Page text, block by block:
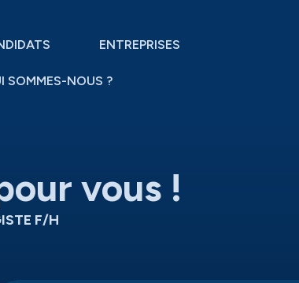
ENTREPRISES
SOMMES-NOUS ?
vous !
F/H